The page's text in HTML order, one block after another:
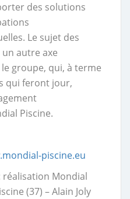
des solutions
Le sujet des
autre axe
groupe, qui, à terme
qui feront jour,
Piscine.
piscine.eu
réalisation Mondial
(37) – Alain Joly